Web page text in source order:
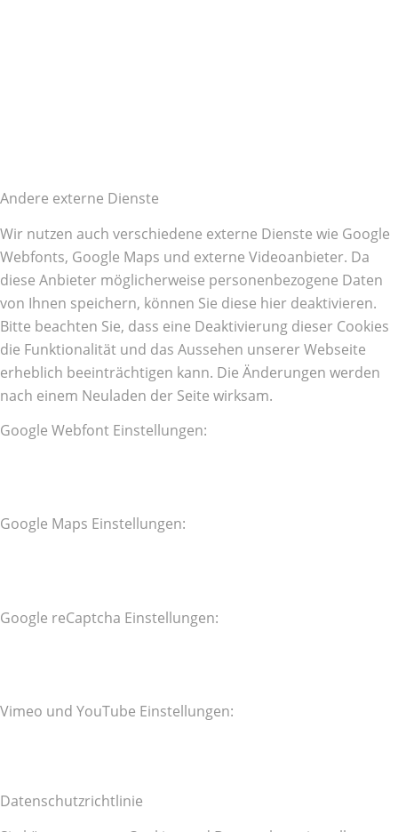
Andere externe Dienste
Wir nutzen auch verschiedene externe Dienste wie Google
Webfonts, Google Maps und externe Videoanbieter. Da
diese Anbieter möglicherweise personenbezogene Daten
von Ihnen speichern, können Sie diese hier deaktivieren.
Bitte beachten Sie, dass eine Deaktivierung dieser Cookies
die Funktionalität und das Aussehen unserer Webseite
erheblich beeinträchtigen kann. Die Änderungen werden
nach einem Neuladen der Seite wirksam.
Google Webfont Einstellungen:
Google Maps Einstellungen:
Google reCaptcha Einstellungen:
Vimeo und YouTube Einstellungen:
Datenschutzrichtlinie